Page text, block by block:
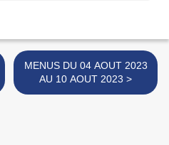
MENUS DU 04 AOUT 2023
AU 10 AOUT 2023 >